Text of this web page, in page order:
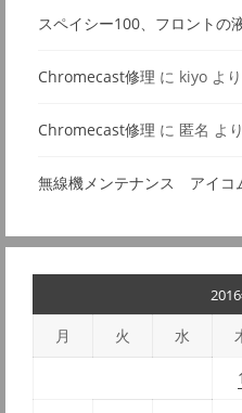
スペイシー100、フロントの
Chromecast修理 に kiyo より
Chromecast修理 に 匿名 より
無線機メンテナンス アイコ
月 火 水
1